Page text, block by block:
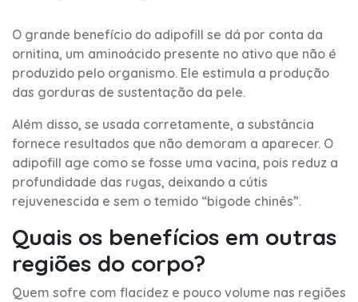
O grande benefício do adipofill se dá por conta da
ornitina, um aminoácido presente no ativo que não é
produzido pelo organismo. Ele estimula a produção
das gorduras de sustentação da pele.
Além disso, se usada corretamente, a substância
fornece resultados que não demoram a aparecer. O
adipofill age como se fosse uma vacina, pois reduz a
profundidade das rugas, deixando a cútis
rejuvenescida e sem o temido “bigode chinês”.
Quais os benefícios em outras
regiões do corpo?
Quem sofre com flacidez e pouco volume nas regiões